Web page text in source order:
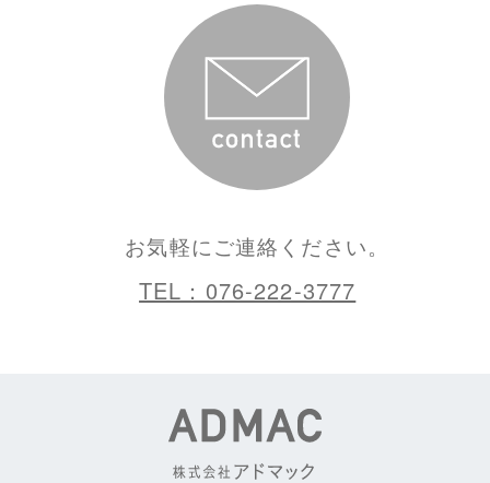
お気軽にご連絡ください。
TEL：076-222-3777